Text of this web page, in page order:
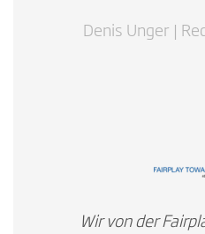
Denis Unger |
Wir von der